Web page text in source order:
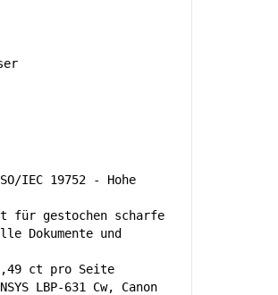
IEC 19752 - Hohe
für gestochen scharfe
Dokumente und
ct pro Seite
LBP-631 Cw, Canon